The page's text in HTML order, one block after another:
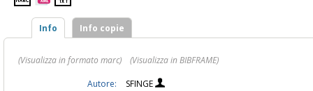
Info Info copie
(Visualizza in formato marc)
(Visualizza in BIBFRAME)
Autore:
SFINGE